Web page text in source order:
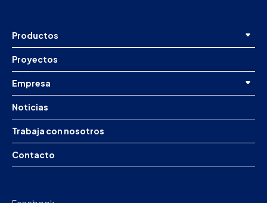
Productos
Proyectos
Empresa
Noticias
Trabaja con nosotros
Contacto